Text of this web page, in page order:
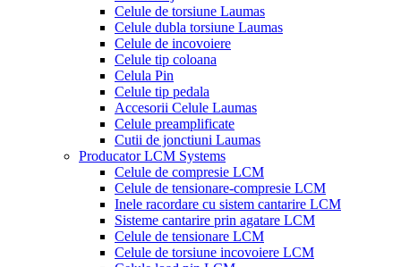
Celule de torsiune Laumas
Celule dubla torsiune Laumas
Celule de incovoiere
Celule tip coloana
Celula Pin
Celule tip pedala
Accesorii Celule Laumas
Celule preamplificate
Cutii de jonctiuni Laumas
Producator LCM Systems
Celule de compresie LCM
Celule de tensionare-compresie LCM
Inele racordare cu sistem cantarire LCM
Sisteme cantarire prin agatare LCM
Celule de tensionare LCM
Celule de torsiune incovoiere LCM